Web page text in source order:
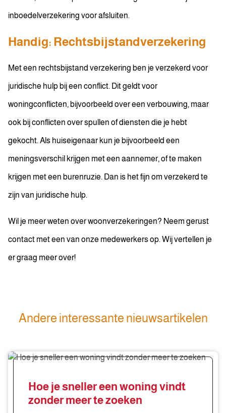
inboedelverzekering voor afsluiten.
Handig: Rechtsbijstandverzekering
Met een rechtsbijstand verzekering ben je verzekerd voor
juridische hulp bij een conflict. Dit geldt voor
woningconflicten, bijvoorbeeld over een verbouwing, maar
ook bij conflicten over spullen of diensten die je hebt
gekocht. Als huiseigenaar kun je bijvoorbeeld een
meningsverschil krijgen met een aannemer, of te maken
krijgen met een burenruzie. Dan is het fijn om verzekerd te
zijn van juridische hulp.
Wil je meer weten over woonverzekeringen? Neem gerust
contact met een van onze medewerkers op. Wij vertellen je
er graag meer over!
Andere interessante nieuwsartikelen
Hoe
sneller
woning
Hoe je sneller een woning vindt
zonder meer te zoeken